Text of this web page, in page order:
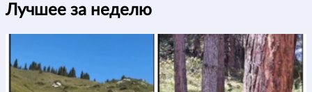
Лучшее за неделю